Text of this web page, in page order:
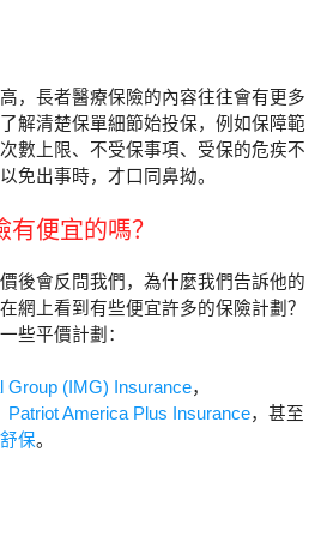
，長者醫療保險的內容往往會有更多
解清楚保單細節始投保，例如保障範
數上限、不受保事項、受保的危疾不
免出事時，才口同鼻拗。
便宜的嗎？
後會反問我們，為什麼我們告訴他的
網上看到有些便宜許多的保險計劃？
些平價計劃：
Group (IMG) Insurance，
Patriot America Plus Insurance，甚至
保。